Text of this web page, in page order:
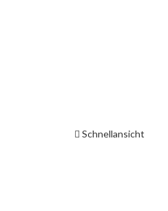
Schnellansicht